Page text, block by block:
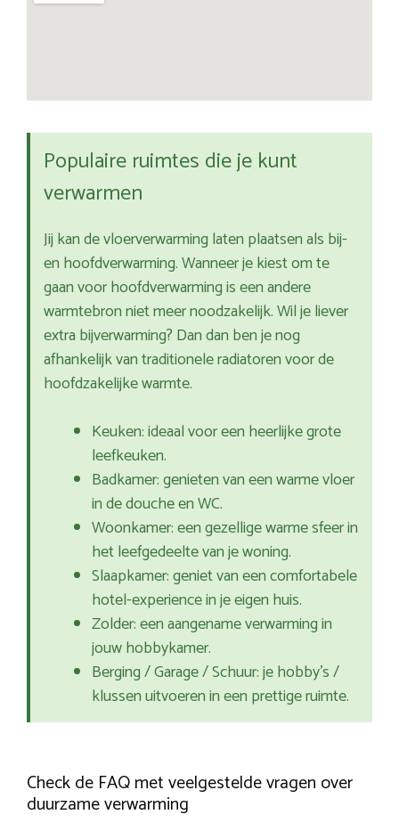
Populaire ruimtes die je kunt
verwarmen
Jij kan de vloerverwarming laten plaatsen als bij-
en hoofdverwarming. Wanneer je kiest om te
gaan voor hoofdverwarming is een andere
warmtebron niet meer noodzakelijk. Wil je liever
extra bijverwarming? Dan dan ben je nog
afhankelijk van traditionele radiatoren voor de
hoofdzakelijke warmte.
Keuken: ideaal voor een heerlijke grote
leefkeuken.
Badkamer: genieten van een warme vloer
in de douche en WC.
Woonkamer: een gezellige warme sfeer in
het leefgedeelte van je woning.
Slaapkamer: geniet van een comfortabele
hotel-experience in je eigen huis.
Zolder: een aangename verwarming in
jouw hobbykamer.
Berging / Garage / Schuur: je hobby’s /
klussen uitvoeren in een prettige ruimte.
Check de FAQ met veelgestelde vragen over
duurzame verwarming